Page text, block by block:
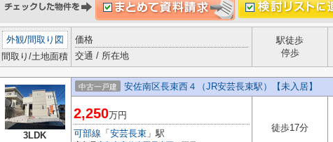
外観/間取り図
間取り/土地面積
価格
交通 / 所在地
駅徒歩
停歩
3LDK
中古一戸建 安佐南区長束西４（JR安芸長束駅）【未入居】
2,250万円
可部線 「 安芸長束 」駅
徒歩17分